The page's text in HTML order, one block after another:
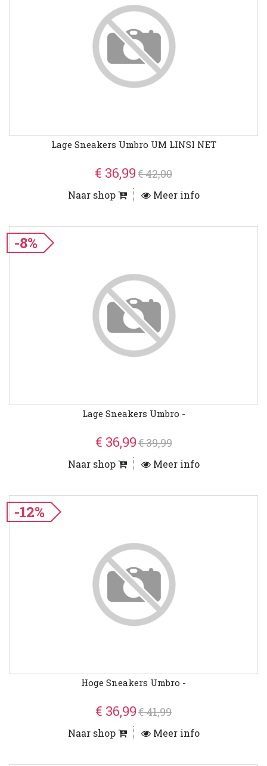
Lage Sneakers Umbro UM LINSI NET
€ 36,99€ 42,00
Naar shop Meer info
-8%
Lage Sneakers Umbro -
€ 36,99€ 39,99
Naar shop Meer info
-12%
Hoge Sneakers Umbro -
€ 36,99€ 41,99
Naar shop Meer info